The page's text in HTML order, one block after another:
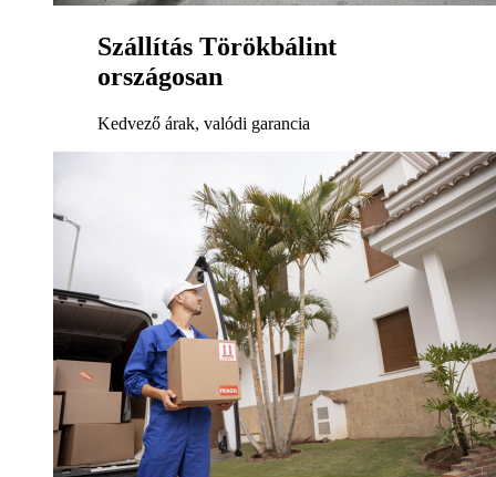
Szállítás Törökbálint
országosan
Kedvező árak, valódi garancia